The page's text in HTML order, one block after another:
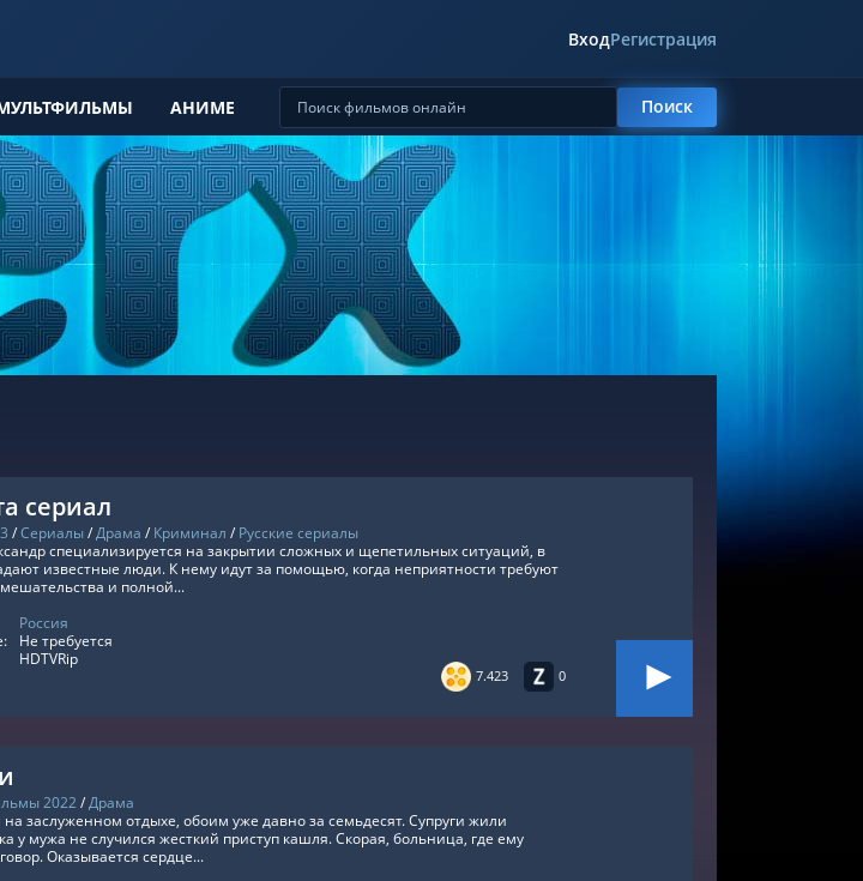
ВходРегистрация
АНИМЕ Поиск
сериал
/Сериалы/Драма / Криминал / Русские сериалы
7.423 0
специализируется на закрытии сложных и щепетильных ситуаций, в
известные люди. К нему идут за помощью, когда неприятности требуют
и полной...
Россия
Не требуется
HDTVRip
2022 /Драма
на заслуженном отдыхе, обоим уже давно за семьдесят. Супруги жили
у мужа не случился жесткий приступ кашля. Скорая, больница, где ему
Оказывается сердце...